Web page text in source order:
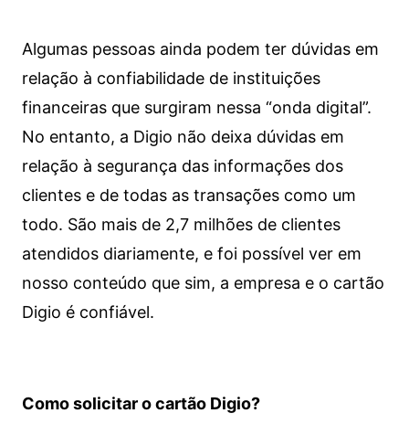
Algumas pessoas ainda podem ter dúvidas em
relação à confiabilidade de instituições
financeiras que surgiram nessa “onda digital”.
No entanto, a Digio não deixa dúvidas em
relação à segurança das informações dos
clientes e de todas as transações como um
todo. São mais de 2,7 milhões de clientes
atendidos diariamente, e foi possível ver em
nosso conteúdo que sim, a empresa e o cartão
Digio é confiável.
Como solicitar o cartão Digio?